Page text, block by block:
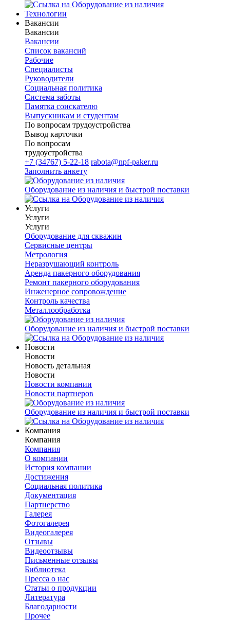
Технологии
Вакансии
Вакансии
Вакансии
Список вакансий
Рабочие
Специалисты
Руководители
Cоциальная политика
Система заботы
Памятка соискателю
Выпускникам и студентам
По вопросам трудоустройства
Вывод карточки
По вопросам
трудоустройства
+7 (34767) 5-22-18 rabota@npf-paker.ru
Заполнить анкету
Оборудование из наличия и быстрой поставки
Услуги
Услуги
Услуги
Оборудование для скважин
Сервисные центры
Метрология
Неразрушающий контроль
Аренда пакерного оборудования
Ремонт пакерного оборудования
Инженерное сопровождение
Контроль качества
Металлообработка
Оборудование из наличия и быстрой поставки
Новости
Новости
Новость детальная
Новости
Новости компании
Новости партнеров
Оборудование из наличия и быстрой поставки
Компания
Компания
Компания
О компании
История компании
Достижения
Социальная политика
Документация
Партнерство
Галерея
Фотогалерея
Видеогалерея
Отзывы
Видеоотзывы
Письменные отзывы
Библиотека
Пресса о нас
Статьи о продукции
Литература
Благодарности
Прочее